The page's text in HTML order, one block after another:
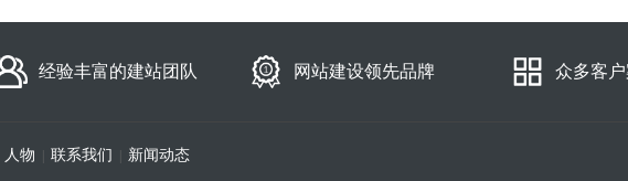
经验丰富的建站团队 网站建设领先品牌 众多客
人物 联系我们 新闻动态